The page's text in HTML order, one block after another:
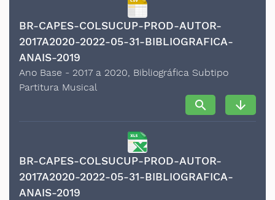
BR-CAPES-COLSUCUP-PROD-AUTOR-
2017A2020-2022-05-31-BIBLIOGRAFICA-
ANAIS-2019
Ano Base - 2017 a 2020, Bibliográfica Subtipo
Partitura Musical
search arrow_downward
BR-CAPES-COLSUCUP-PROD-AUTOR-
2017A2020-2022-05-31-BIBLIOGRAFICA-
ANAIS-2019